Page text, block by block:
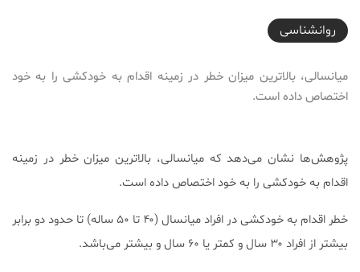
2017-10-11T15:13:20+03:30
روانشناسی
میانسالی، بالاترین میزان خطر در زمینه اقدام به خودکشی را به خود
اختصاص داده است.
پژوهش‌ها نشان می‌دهد که میانسالی، بالاترین میزان خطر در زمینه
اقدام به خودکشی را به خود اختصاص داده است.
خطر اقدام به خودکشی در افراد میانسال (۴۰ تا ۵۰ ساله) تا حدود دو برابر
بیشتر از افراد ۳۰ سال و کمتر یا ۶۰ سال و بیشتر می‌باشد.